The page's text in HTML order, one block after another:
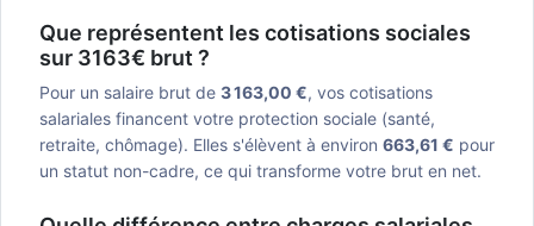
Que représentent les cotisations sociales
sur 3163€ brut ?
Pour un salaire brut de 3 163,00 €, vos cotisations
salariales financent votre protection sociale (santé,
retraite, chômage). Elles s'élèvent à environ 663,61 € pour
un statut non-cadre, ce qui transforme votre brut en net.